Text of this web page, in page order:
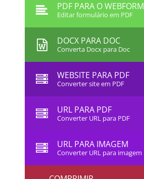
PDF PARA O WEBFORM
Editar formulário em PDF
DOCX PARA DOC
Converta Docx para Doc
WEBSITE PARA PDF
Converter site em PDF
URL PARA PDF
Converter URL para PDF
URL PARA IMAGEM
Converter URL para imagem